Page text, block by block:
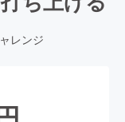
レンジ